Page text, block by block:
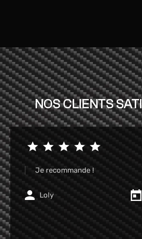
NOS CLIENTS
Garage très pro et a très bon